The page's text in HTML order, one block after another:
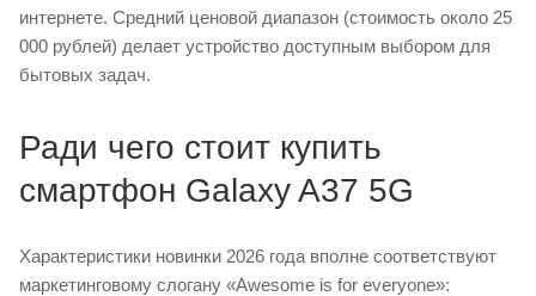
интернете. Средний ценовой диапазон (стоимость около 25
000 рублей) делает устройство доступным выбором для
бытовых задач.
Ради чего стоит купить
смартфон Galaxy A37 5G
Характеристики новинки 2026 года вполне соответствуют
маркетинговому слогану «Awesome is for everyone»: